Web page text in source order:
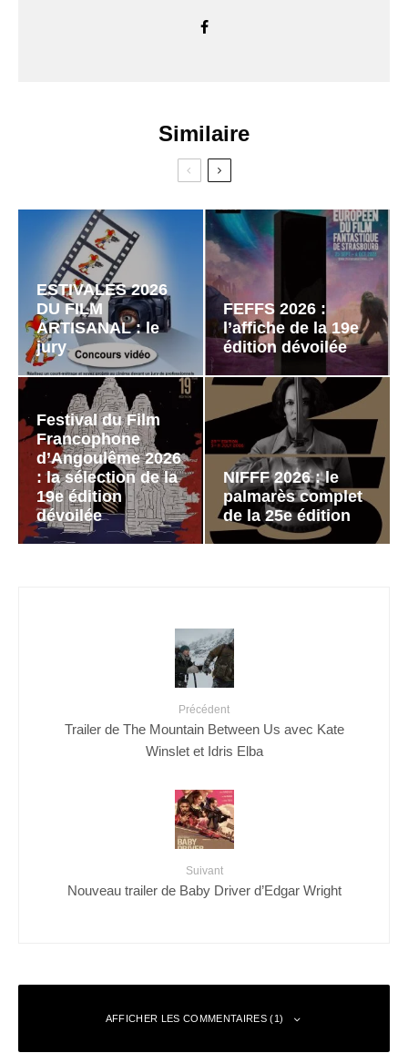
Similaire
ESTIVALES 2026
DU FILM
ARTISANAL : le
jury
FEFFS 2026 :
l’affiche de la 19e
édition dévoilée
Festival du Film
Francophone
d’Angoulême 2026
: la sélection de la
19e édition
dévoilée
NIFFF 2026 : le
palmarès complet
de la 25e édition
Précédent
Trailer de The Mountain Between Us avec Kate
Winslet et Idris Elba
Suivant
Nouveau trailer de Baby Driver d’Edgar Wright
AFFICHER LES COMMENTAIRES (1)